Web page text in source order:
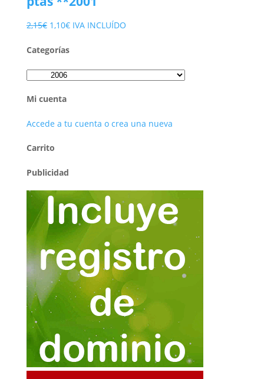
1,75€.0,70€.
2,15€ El
original
2,15€.
1,10€El
actual
1,10€.
IVA INCLUÍDO
Categorías
Mi cuenta
Accede a tu cuenta o crea una nueva
Carrito
Publicidad